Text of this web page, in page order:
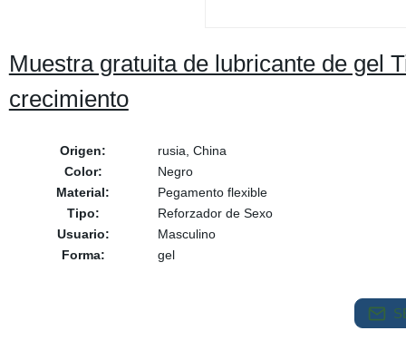
Muestra gratuita de lubricante de gel
crecimiento
Origen:
rusia, China
Color:
Negro
Material:
Pegamento flexible
Tipo:
Reforzador de Sexo
Usuario:
Masculino
Forma:
gel